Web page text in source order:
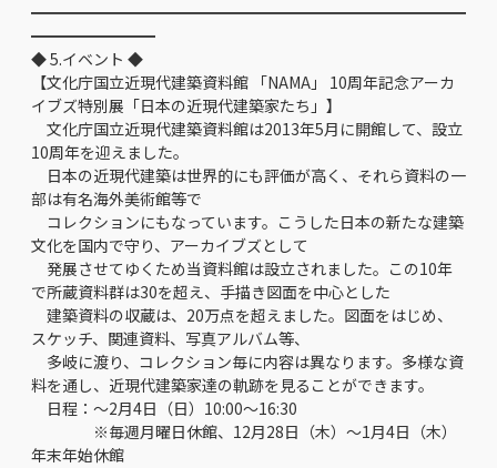
━━━━━━━━━━━━━━━━━━━━━━━━━━━━
━━━━━━━━
◆ 5.イベント ◆
【文化庁国立近現代建築資料館 「NAMA」 10周年記念アーカ
イブズ特別展「日本の近現代建築家たち」】
文化庁国立近現代建築資料館は2013年5月に開館して、設立
10周年を迎えました。
日本の近現代建築は世界的にも評価が高く、それら資料の一
部は有名海外美術館等で
コレクションにもなっています。こうした日本の新たな建築
文化を国内で守り、アーカイブズとして
発展させてゆくため当資料館は設立されました。この10年
で所蔵資料群は30を超え、手描き図面を中心とした
建築資料の収蔵は、20万点を超えました。図面をはじめ、
スケッチ、関連資料、写真アルバム等、
多岐に渡り、コレクション毎に内容は異なります。多様な資
料を通し、近現代建築家達の軌跡を見ることができます。
日程：～2月4日（日）10:00～16:30
※毎週月曜日休館、12月28日（木）～1月4日（木）
年末年始休館